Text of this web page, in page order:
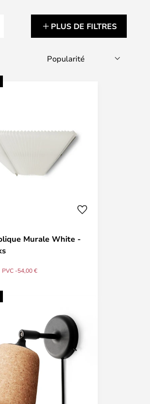
PLUS DE FILTRES
Murale White -
PVC -54,00 €